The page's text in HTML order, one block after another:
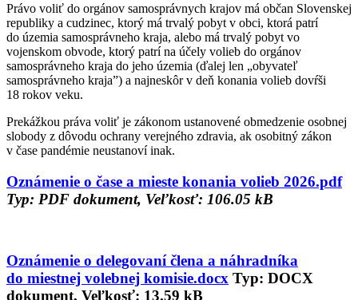
Právo voliť do orgánov samosprávnych krajov má občan Slovenskej
republiky a cudzinec, ktorý má trvalý pobyt v obci, ktorá patrí
do územia samosprávneho kraja, alebo má trvalý pobyt vo
vojenskom obvode, ktorý patrí na účely volieb do orgánov
samosprávneho kraja do jeho územia (ďalej len „obyvateľ
samosprávneho kraja”) a najneskôr v deň konania volieb dovŕši
18 rokov veku.
Prekážkou práva voliť je zákonom ustanovené obmedzenie osobnej
slobody z dôvodu ochrany verejného zdravia, ak osobitný zákon
v čase pandémie neustanoví inak.
Oznámenie o čase a mieste konania volieb 2026.pdf
Typ: PDF dokument, Veľkosť: 106.05 kB
Oznámenie o delegovaní člena a náhradníka
do miestnej volebnej komisie.docx Typ: DOCX
dokument, Veľkosť: 13.59 kB